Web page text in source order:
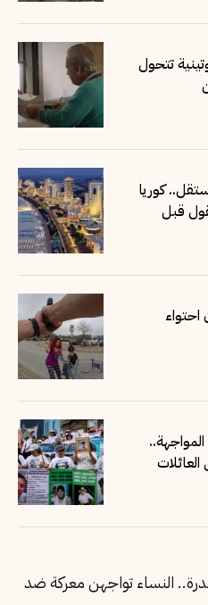
تتحول
كوريا
قبل
النساء تواجهن معركة ضد